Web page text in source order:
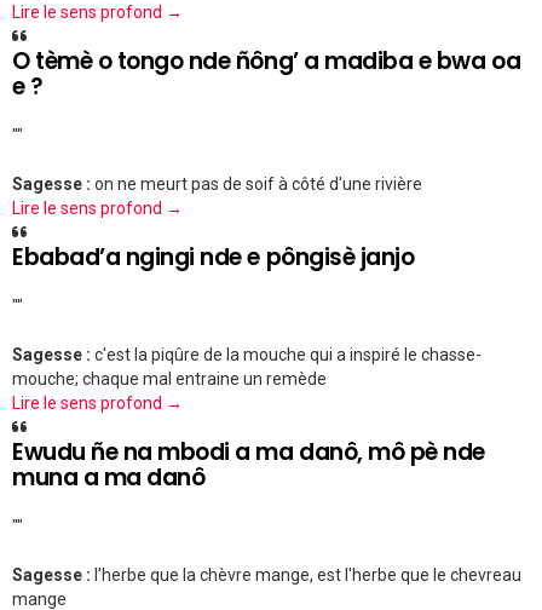
Lire le sens profond →
O tèmè o tongo nde ñông’ a madiba e bwa oa
e ?
""
Sagesse : on ne meurt pas de soif à côté d'une rivière
Lire le sens profond →
Ebabad’a ngingi nde e pôngisè janjo
""
Sagesse : c'est la piqûre de la mouche qui a inspiré le chasse-
mouche; chaque mal entraine un remède
Lire le sens profond →
Ewudu ñe na mbodi a ma danô, mô pè nde
muna a ma danô
""
Sagesse : l'herbe que la chèvre mange, est l'herbe que le chevreau
mange